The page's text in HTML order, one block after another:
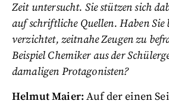
Zeit untersucht. Sie stützen sich
auf schriftliche Quellen. Haben Sie
verzichtet, zeitnahe Zeugen zu
Beispiel Chemiker aus der
damaligen Protagonisten?
Helmut Maier: Auf der einen